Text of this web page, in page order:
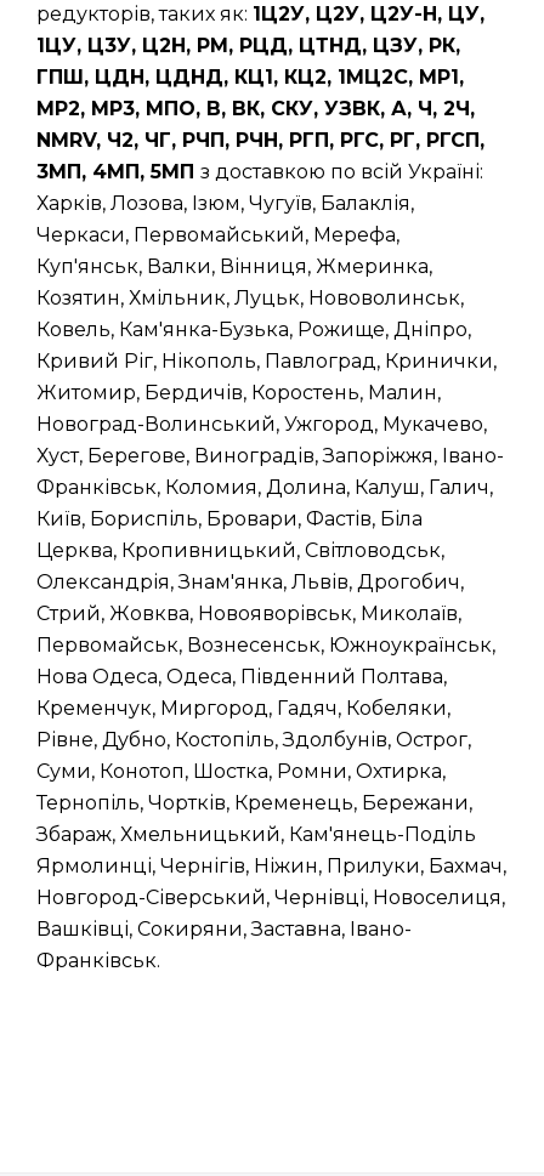
редукторів, таких як: 1Ц2У, Ц2У, Ц2У-Н, ЦУ,
1ЦУ, Ц3У, Ц2Н, РМ, РЦД, ЦТНД, ЦЗУ, РК,
ГПШ, ЦДН, ЦДНД, КЦ1, КЦ2, 1МЦ2С, МР1,
МР2, МР3, МПО, В, ВК, СКУ, УЗВК, А, Ч, 2Ч,
NMRV, Ч2, ЧГ, РЧП, РЧН, РГП, РГС, РГ, РГСП,
3МП, 4МП, 5МП з доставкою по всій Україні:
Харків, Лозова, Ізюм, Чугуїв, Балаклія,
Черкаси, Первомайський, Мерефа,
Куп'янськ, Валки, Вінниця, Жмеринка,
Козятин, Хмільник, Луцьк, Нововолинськ,
Ковель, Кам'янка-Бузька, Рожище, Дніпро,
Кривий Ріг, Нікополь, Павлоград, Кринички,
Житомир, Бердичів, Коростень, Малин,
Новоград-Волинський, Ужгород, Мукачево,
Хуст, Берегове, Виноградів, Запоріжжя, Івано-
Франківськ, Коломия, Долина, Калуш, Галич,
Київ, Бориспіль, Бровари, Фастів, Біла
Церква, Кропивницький, Світловодськ,
Олександрія, Знам'янка, Львів, Дрогобич,
Стрий, Жовква, Новояворівськ, Миколаїв,
Первомайськ, Вознесенськ, Южноукраїнськ,
Нова Одеса, Одеса, Південний Полтава,
Кременчук, Миргород, Гадяч, Кобеляки,
Рівне, Дубно, Костопіль, Здолбунів, Острог,
Суми, Конотоп, Шостка, Ромни, Охтирка,
Тернопіль, Чортків, Кременець, Бережани,
Збараж, Хмельницький, Кам'янець-Поділь
Ярмолинці, Чернігів, Ніжин, Прилуки, Бахмач,
Новгород-Сіверський, Чернівці, Новоселиця,
Вашківці, Сокиряни, Заставна, Івано-
Франківськ.